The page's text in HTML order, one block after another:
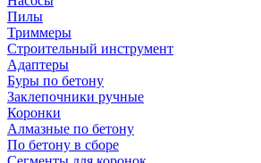
Пилы
Триммеры
Строительный инструмент
Адаптеры
Буры по бетону
Заклепочники ручные
Коронки
Алмазные по бетону
По бетону в сборе